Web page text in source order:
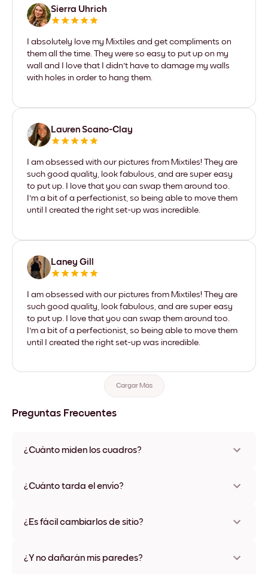
Sierra Uhrich
I absolutely love my Mixtiles and get compliments on
them all the time. They were so easy to put up on my
wall and I love that I didn't have to damage my walls
with holes in order to hang them.
Lauren Scano-Clay
I am obsessed with our pictures from Mixtiles! They are
such good quality, look fabulous, and are super easy
to put up. I love that you can swap them around too.
I'm a bit of a perfectionist, so being able to move them
until I created the right set-up was incredible.
Laney Gill
I am obsessed with our pictures from Mixtiles! They are
such good quality, look fabulous, and are super easy
to put up. I love that you can swap them around too.
I'm a bit of a perfectionist, so being able to move them
until I created the right set-up was incredible.
Cargar Más
Preguntas Frecuentes
¿Cuánto miden los cuadros?
varios materiales y colores de marco, incluidas opciones sin
¿Cuánto tarda el envío?
disponibles en algunos países. Te enviaremos un número de
¿Es fácil cambiarlos de sitio?
ningún daño
¿Y no dañarán mis paredes?